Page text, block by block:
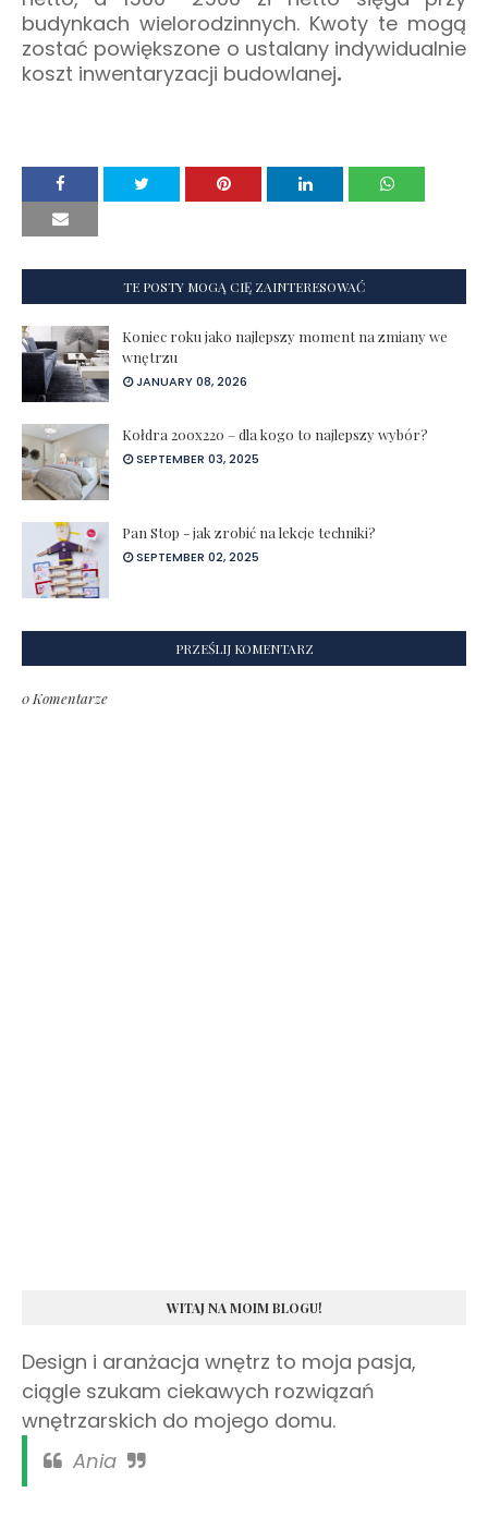
budynkach wielorodzinnych. Kwoty te mogą
zostać powiększone o ustalany indywidualnie
koszt inwentaryzacji budowlanej.
TE POSTY MOGĄ CIĘ ZAINTERESOWAĆ
Koniec roku jako najlepszy moment na zmiany we
wnętrzu
JANUARY 08, 2026
Kołdra 200x220 – dla kogo to najlepszy wybór?
SEPTEMBER 03, 2025
Pan Stop - jak zrobić na lekcje techniki?
SEPTEMBER 02, 2025
PRZEŚLIJ KOMENTARZ
0 Komentarze
WITAJ NA MOIM BLOGU!
Design i aranżacja wnętrz to moja pasja,
ciągle szukam ciekawych rozwiązań
wnętrzarskich do mojego domu.
Ania